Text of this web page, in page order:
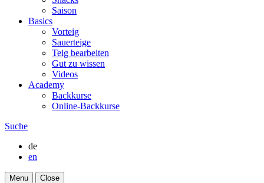
Saison
Basics
Vorteig
Sauerteige
Teig bearbeiten
Gut zu wissen
Videos
Academy
Backkurse
Online-Backkurse
Suche
de
en
Menu Close